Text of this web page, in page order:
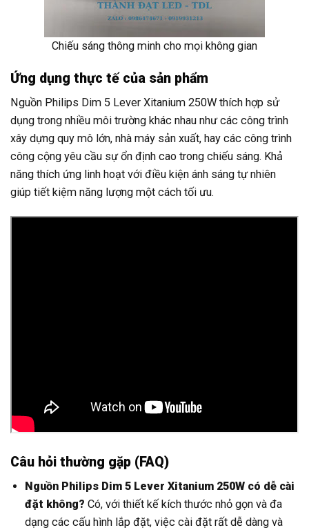
Chiếu sáng thông minh cho mọi không gian
Ứng dụng thực tế của sản phẩm
Nguồn Philips Dim 5 Lever Xitanium 250W thích hợp sử
dụng trong nhiều môi trường khác nhau như các công trình
xây dựng quy mô lớn, nhà máy sản xuất, hay các công trình
công cộng yêu cầu sự ổn định cao trong chiếu sáng. Khả
năng thích ứng linh hoạt với điều kiện ánh sáng tự nhiên
giúp tiết kiệm năng lượng một cách tối ưu.
Câu hỏi thường gặp (FAQ)
Nguồn Philips Dim 5 Lever Xitanium 250W có dễ cài
đặt không? Có, với thiết kế kích thước nhỏ gọn và đa
dạng các cấu hình lắp đặt, việc cài đặt rất dễ dàng và